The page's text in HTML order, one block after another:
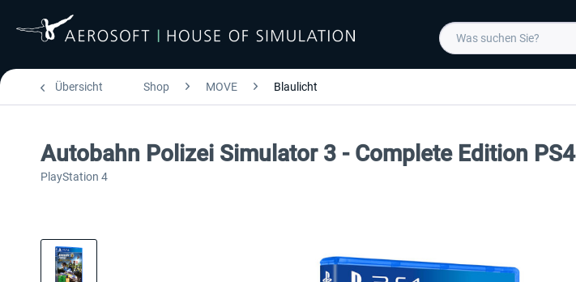
Übersicht Shop MOVE Blaulicht
Autobahn Polizei Simulator 3 - Complete Edition PS4
PlayStation 4